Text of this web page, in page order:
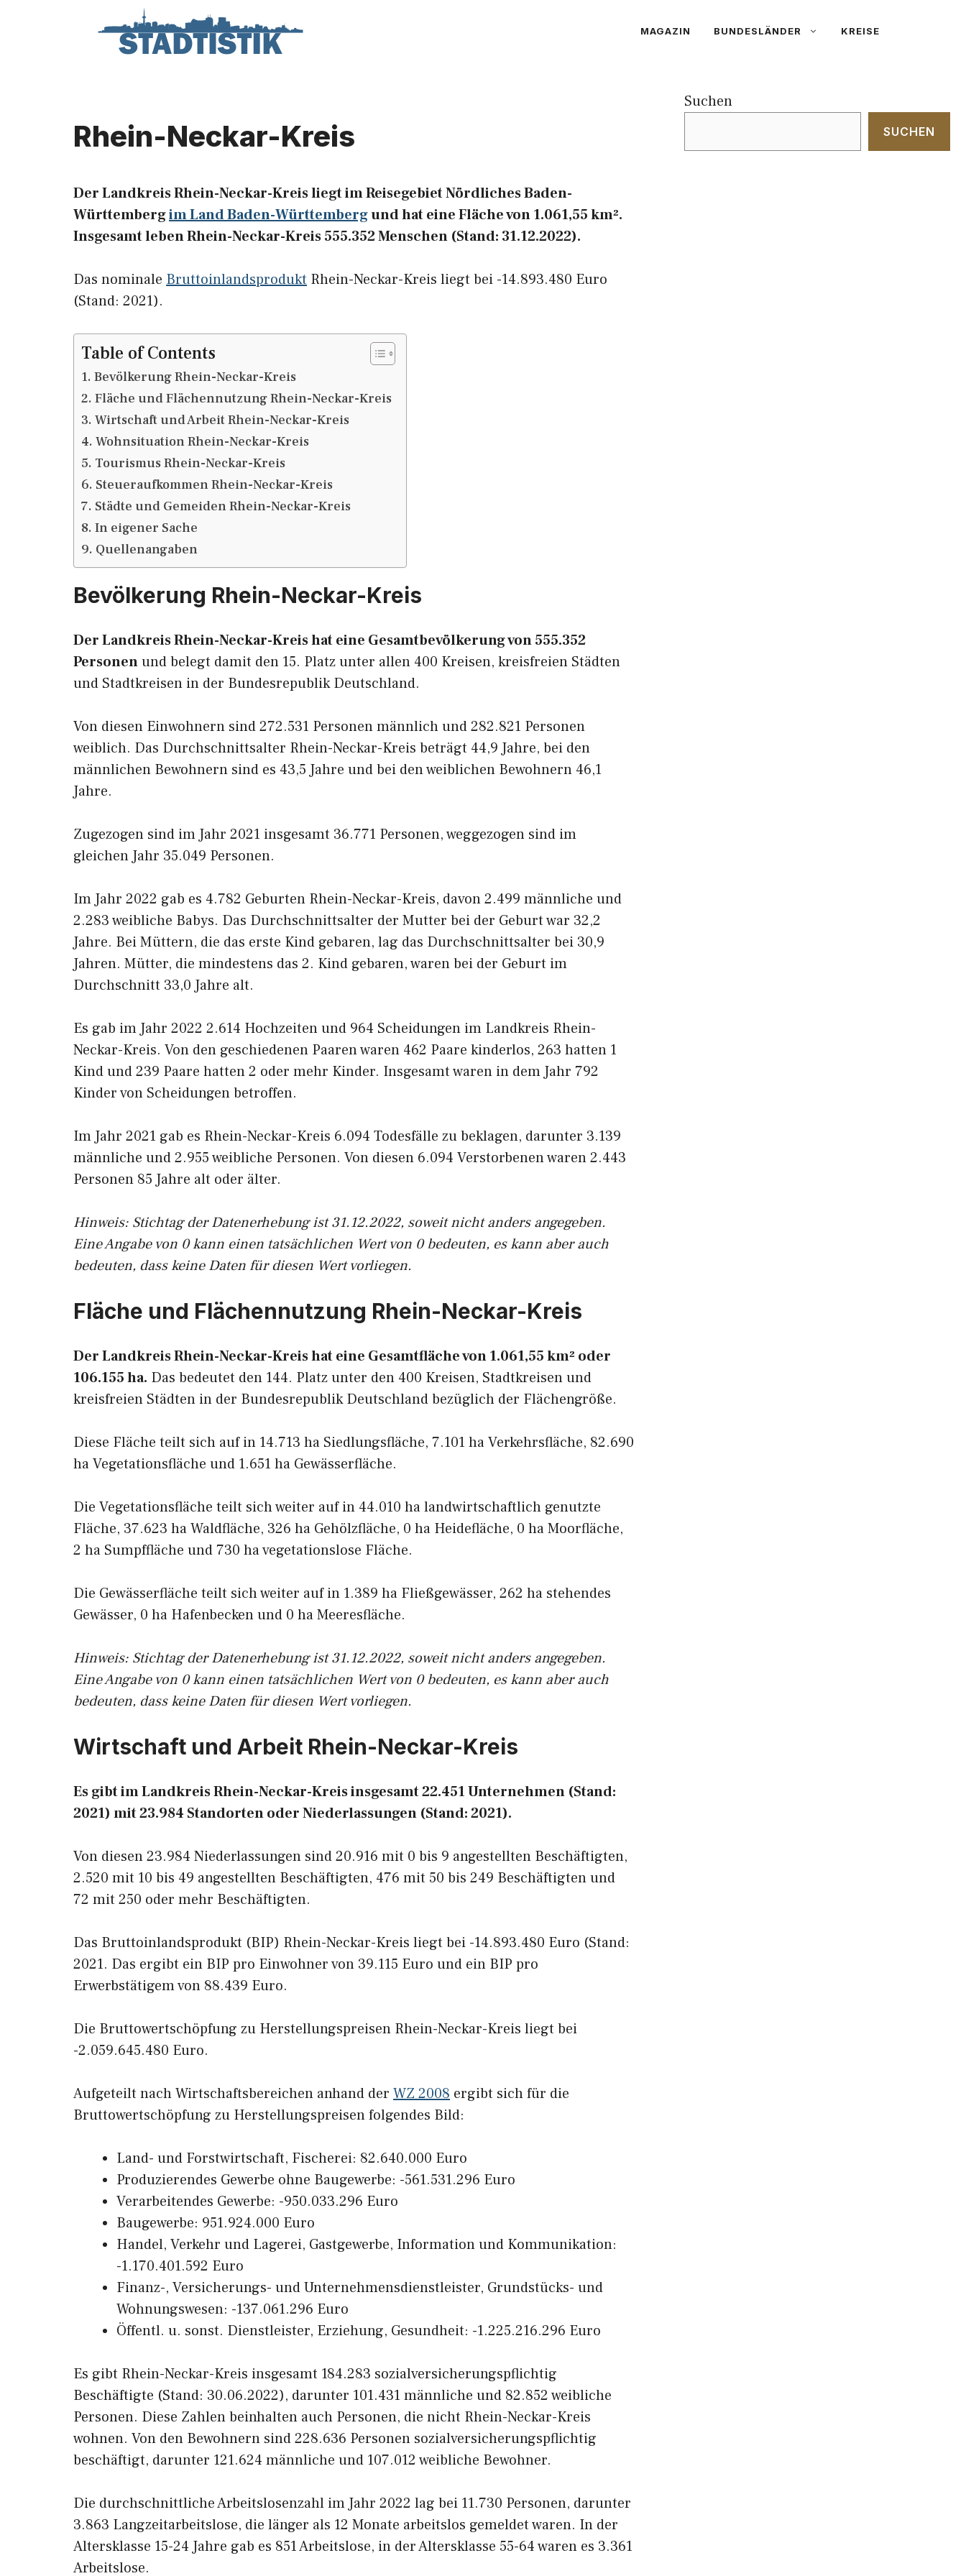
MAGAZIN BUNDESLÄNDER KREISE
Rhein-Neckar-Kreis
Der Landkreis Rhein-Neckar-Kreis liegt im Reisegebiet Nördliches Baden-
Württembergim Land Baden-Württembergund hat eine Fläche von 1.061,55 km².
Insgesamt leben Rhein-Neckar-Kreis 555.352 Menschen (Stand: 31.12.2022).
Das nominale Bruttoinlandsprodukt Rhein-Neckar-Kreis liegt bei -14.893.480 Euro
(Stand: 2021).
Table of Contents
Bevölkerung Rhein-Neckar-Kreis
Fläche und Flächennutzung Rhein-Neckar-Kreis
Wirtschaft und Arbeit Rhein-Neckar-Kreis
Wohnsituation Rhein-Neckar-Kreis
Tourismus Rhein-Neckar-Kreis
Steueraufkommen Rhein-Neckar-Kreis
Städte und Gemeiden Rhein-Neckar-Kreis
In eigener Sache
Quellenangaben
Bevölkerung Rhein-Neckar-Kreis
Der Landkreis Rhein-Neckar-Kreis hat eine Gesamtbevölkerung von 555.352
Personenund belegt damit den 15. Platz unter allen 400 Kreisen, kreisfreien Städten
und Stadtkreisen in der Bundesrepublik Deutschland.
Von diesen Einwohnern sind 272.531 Personen männlich und 282.821 Personen
weiblich. Das Durchschnittsalter Rhein-Neckar-Kreis beträgt 44,9 Jahre, bei den
männlichen Bewohnern sind es 43,5 Jahre und bei den weiblichen Bewohnern 46,1
Jahre.
Zugezogen sind im Jahr 2021 insgesamt 36.771 Personen, weggezogen sind im
gleichen Jahr 35.049 Personen.
Im Jahr 2022 gab es 4.782 Geburten Rhein-Neckar-Kreis, davon 2.499 männliche und
2.283 weibliche Babys. Das Durchschnittsalter der Mutter bei der Geburt war 32,2
Jahre. Bei Müttern, die das erste Kind gebaren, lag das Durchschnittsalter bei 30,9
Jahren. Mütter, die mindestens das 2. Kind gebaren, waren bei der Geburt im
Durchschnitt 33,0 Jahre alt.
Es gab im Jahr 2022 2.614 Hochzeiten und 964 Scheidungen im Landkreis Rhein-
Neckar-Kreis. Von den geschiedenen Paaren waren 462 Paare kinderlos, 263 hatten 1
Kind und 239 Paare hatten 2 oder mehr Kinder. Insgesamt waren in dem Jahr 792
Kinder von Scheidungen betroffen.
Im Jahr 2021 gab es Rhein-Neckar-Kreis 6.094 Todesfälle zu beklagen, darunter 3.139
männliche und 2.955 weibliche Personen. Von diesen 6.094 Verstorbenen waren 2.443
Personen 85 Jahre alt oder älter.
Hinweis: Stichtag der Datenerhebung ist 31.12.2022, soweit nicht anders angegeben.
Eine Angabe von 0 kann einen tatsächlichen Wert von 0 bedeuten, es kann aber auch
bedeuten, dass keine Daten für diesen Wert vorliegen.
Fläche und Flächennutzung Rhein-Neckar-Kreis
Der Landkreis Rhein-Neckar-Kreis hat eine Gesamtfläche von 1.061,55 km² oder
106.155 ha. Das bedeutet den 144. Platz unter den 400 Kreisen, Stadtkreisen und
kreisfreien Städten in der Bundesrepublik Deutschland bezüglich der Flächengröße.
Diese Fläche teilt sich auf in 14.713 ha Siedlungsfläche, 7.101 ha Verkehrsfläche, 82.690
ha Vegetationsfläche und 1.651 ha Gewässerfläche.
Die Vegetationsfläche teilt sich weiter auf in 44.010 ha landwirtschaftlich genutzte
Fläche, 37.623 ha Waldfläche, 326 ha Gehölzfläche, 0 ha Heidefläche, 0 ha Moorfläche,
2 ha Sumpffläche und 730 ha vegetationslose Fläche.
Die Gewässerfläche teilt sich weiter auf in 1.389 ha Fließgewässer, 262 ha stehendes
Gewässer, 0 ha Hafenbecken und 0 ha Meeresfläche.
Hinweis: Stichtag der Datenerhebung ist 31.12.2022, soweit nicht anders angegeben.
Eine Angabe von 0 kann einen tatsächlichen Wert von 0 bedeuten, es kann aber auch
bedeuten, dass keine Daten für diesen Wert vorliegen.
Wirtschaft und Arbeit Rhein-Neckar-Kreis
Es gibt im Landkreis Rhein-Neckar-Kreis insgesamt 22.451 Unternehmen (Stand:
2021) mit 23.984 Standorten oder Niederlassungen (Stand: 2021).
Von diesen 23.984 Niederlassungen sind 20.916 mit 0 bis 9 angestellten Beschäftigten,
2.520 mit 10 bis 49 angestellten Beschäftigten, 476 mit 50 bis 249 Beschäftigten und
72 mit 250 oder mehr Beschäftigten.
Das Bruttoinlandsprodukt (BIP) Rhein-Neckar-Kreis liegt bei -14.893.480 Euro (Stand:
2021. Das ergibt ein BIP pro Einwohner von 39.115 Euro und ein BIP pro
Erwerbstätigem von 88.439 Euro.
Die Bruttowertschöpfung zu Herstellungspreisen Rhein-Neckar-Kreis liegt bei
-2.059.645.480 Euro.
Aufgeteilt nach Wirtschaftsbereichen anhand der WZ 2008 ergibt sich für die
Bruttowertschöpfung zu Herstellungspreisen folgendes Bild:
Land- und Forstwirtschaft, Fischerei: 82.640.000 Euro
Produzierendes Gewerbe ohne Baugewerbe: -561.531.296 Euro
Verarbeitendes Gewerbe: -950.033.296 Euro
Baugewerbe: 951.924.000 Euro
Handel, Verkehr und Lagerei, Gastgewerbe, Information und Kommunikation:
-1.170.401.592 Euro
Finanz-, Versicherungs- und Unternehmensdienstleister, Grundstücks- und
Wohnungswesen: -137.061.296 Euro
Öffentl. u. sonst. Dienstleister, Erziehung, Gesundheit: -1.225.216.296 Euro
Es gibt Rhein-Neckar-Kreis insgesamt 184.283 sozialversicherungspflichtig
Beschäftigte (Stand: 30.06.2022), darunter 101.431 männliche und 82.852 weibliche
Personen. Diese Zahlen beinhalten auch Personen, die nicht Rhein-Neckar-Kreis
wohnen. Von den Bewohnern sind 228.636 Personen sozialversicherungspflichtig
beschäftigt, darunter 121.624 männliche und 107.012 weibliche Bewohner.
Die durchschnittliche Arbeitslosenzahl im Jahr 2022 lag bei 11.730 Personen, darunter
3.863 Langzeitarbeitslose, die länger als 12 Monate arbeitslos gemeldet waren. In der
Altersklasse 15-24 Jahre gab es 851 Arbeitslose, in der Altersklasse 55-64 waren es 3.361
Arbeitslose.
Suchen
SUCHEN